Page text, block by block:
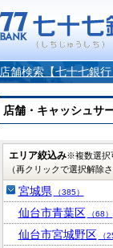
店舗検索【七十七銀行
店舗・キャッシュサ
エリア絞込み※複数選択
（再クリックで選択解除さ
宮城県 （385）
仙台市青葉区 （68）
仙台市宮城野区 （